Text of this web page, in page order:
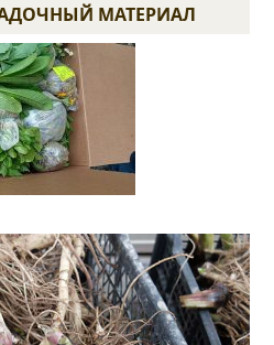
МАТЕРИАЛ